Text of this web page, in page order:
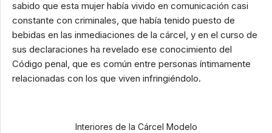
sabido que esta mujer había vivido en comunicación casi
constante con criminales, que había tenido puesto de
bebidas en las inmediaciones de la cárcel, y en el curso de
sus declaraciones ha revelado ese conocimiento del
Código penal, que es común entre personas íntimamente
relacionadas con los que viven infringiéndolo.
Interiores de la Cárcel Modelo